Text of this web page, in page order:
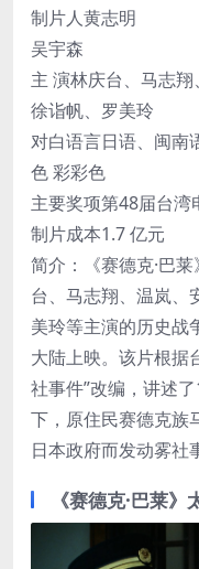
制片人黄志明
吴宇森
主 演林庆台、马志翔
徐诣帆、罗美玲
对白语言日语、闽南
色 彩彩色
主要奖项第48届台
制片成本1.7 亿元
简介：《赛德克·巴
台、马志翔、温岚、
美玲等主演的历史战
大陆上映。该片根据
社事件”改编，讲述
下，原住民赛德克族
日本政府而发动雾社
《赛德克·巴莱